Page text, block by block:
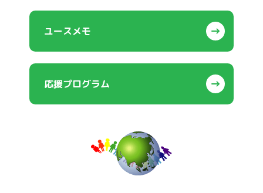
ユースメモ
応援プログラム